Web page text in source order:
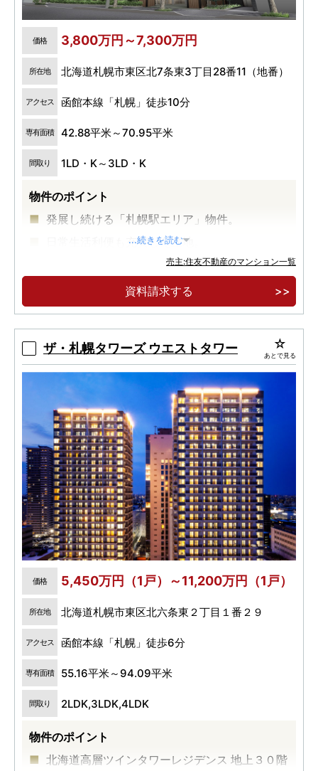
価格 3,800万円～7,300万円
所在地 北海道札幌市東区北7条東3丁目28番11（地番）
アクセス 函館本線「札幌」徒歩10分
専有面積 42.88平米～70.95平米
間取り 1LD・K～3LD・K
物件のポイント
発展し続ける「札幌駅エリア」物件。
日常生活利便も充実した立地。
高いデザイン性を持つ駅近レジデンス。
...続きを読む
売主:住友不動産のマンション一覧
資料請求する
ザ・札幌タワーズ ウエストタワー あとで見る
価格 5,450万円（1戸）～11,200万円（1戸）
所在地 北海道札幌市東区北六条東２丁目１番２９
アクセス 函館本線「札幌」徒歩6分
専有面積 55.16平米～94.09平米
間取り 2LDK,3LDK,4LDK
物件のポイント
北海道高層ツインタワーレジデンス 地上３０階